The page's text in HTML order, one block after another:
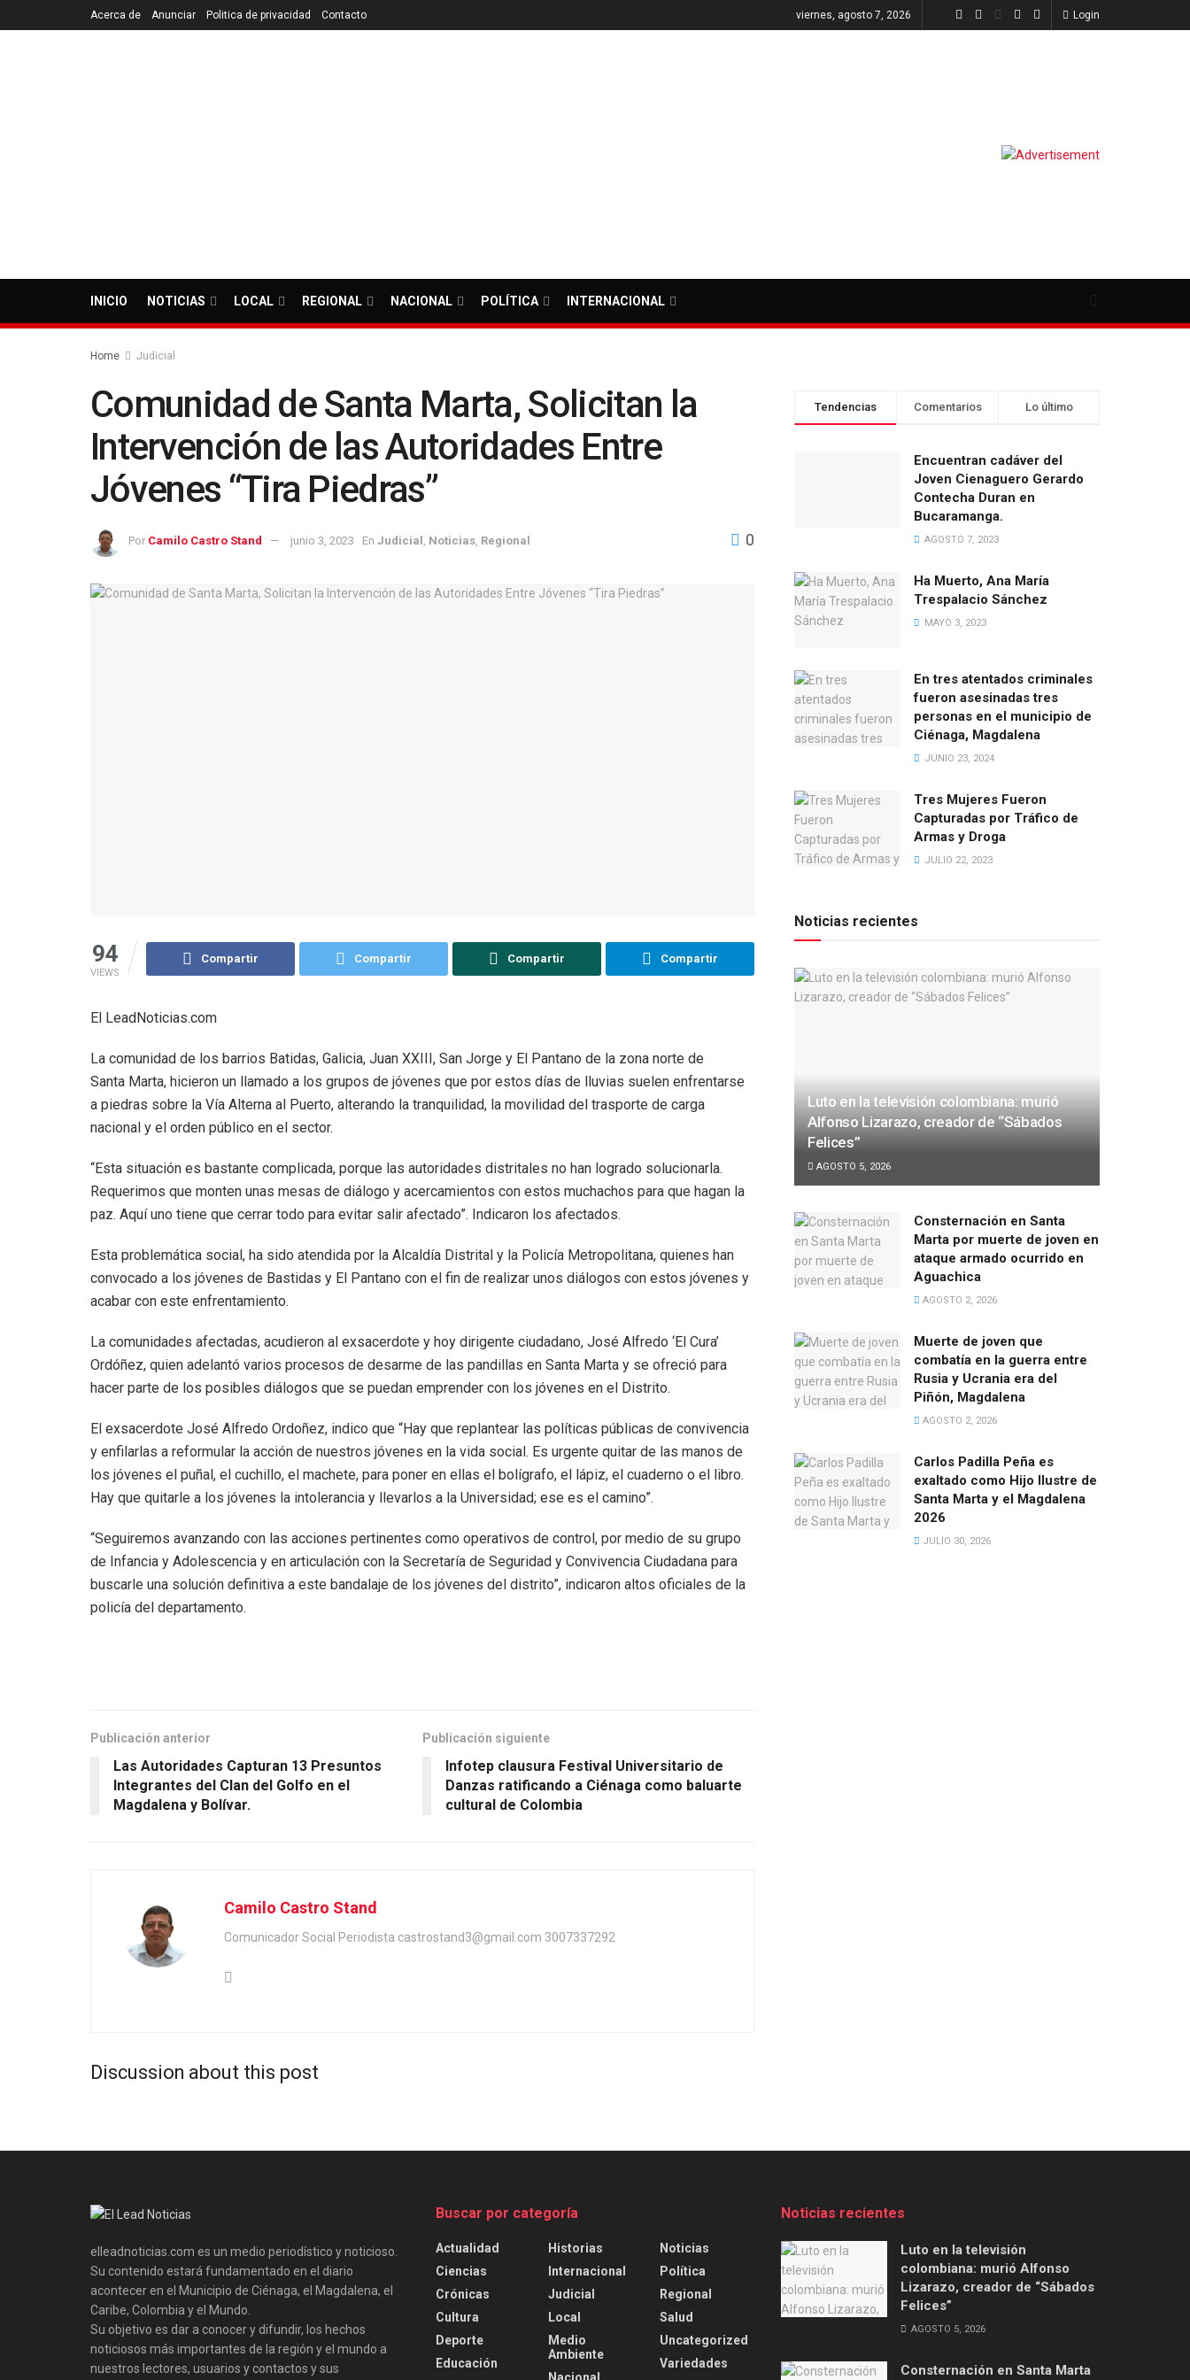
Acerca de Anunciar Politica de privacidad Contacto viernes, agosto 7, 2026 Login
INICIO NOTICIAS LOCAL REGIONAL NACIONAL POLÍTICA INTERNACIONAL
Home Judicial
Comunidad de Santa Marta, Solicitan la
Intervención de las Autoridades Entre
Jóvenes “Tira Piedras”
Por Camilo Castro Stand junio 3, 2023 En Judicial Noticias Regional 0
94
VIEWS
Compartir Compartir Compartir Compartir
El LeadNoticias.com
La comunidad de los barrios Batidas, Galicia, Juan XXIII, San Jorge y El Pantano de la zona norte de
Santa Marta, hicieron un llamado a los grupos de jóvenes que por estos días de lluvias suelen enfrentarse
a piedras sobre la Vía Alterna al Puerto, alterando la tranquilidad, la movilidad del trasporte de carga
nacional y el orden público en el sector.
“Esta situación es bastante complicada, porque las autoridades distritales no han logrado solucionarla.
Requerimos que monten unas mesas de diálogo y acercamientos con estos muchachos para que hagan la
paz. Aquí uno tiene que cerrar todo para evitar salir afectado”. Indicaron los afectados.
Esta problemática social, ha sido atendida por la Alcaldía Distrital y la Policía Metropolitana, quienes han
convocado a los jóvenes de Bastidas y El Pantano con el fin de realizar unos diálogos con estos jóvenes y
acabar con este enfrentamiento.
La comunidades afectadas, acudieron al exsacerdote y hoy dirigente ciudadano, José Alfredo ‘El Cura’
Ordóñez, quien adelantó varios procesos de desarme de las pandillas en Santa Marta y se ofreció para
hacer parte de los posibles diálogos que se puedan emprender con los jóvenes en el Distrito.
El exsacerdote José Alfredo Ordoñez, indico que “Hay que replantear las políticas públicas de convivencia
y enfilarlas a reformular la acción de nuestros jóvenes en la vida social. Es urgente quitar de las manos de
los jóvenes el puñal, el cuchillo, el machete, para poner en ellas el bolígrafo, el lápiz, el cuaderno o el libro.
Hay que quitarle a los jóvenes la intolerancia y llevarlos a la Universidad; ese es el camino”.
“Seguiremos avanzando con las acciones pertinentes como operativos de control, por medio de su grupo
de Infancia y Adolescencia y en articulación con la Secretaría de Seguridad y Convivencia Ciudadana para
buscarle una solución definitiva a este bandalaje de los jóvenes del distrito”, indicaron altos oficiales de la
policía del departamento.
Publicación anterior
Las Autoridades Capturan 13 Presuntos
Integrantes del Clan del Golfo en el
Magdalena y Bolívar.
Publicación siguiente
Infotep clausura Festival Universitario de
Danzas ratificando a Ciénaga como baluarte
cultural de Colombia
Camilo Castro Stand
Comunicador Social Periodista castrostand3@gmail.com 3007337292
Discussion about this post
Tendencias Comentarios Lo último
Encuentran cadáver del
Joven Cienaguero Gerardo
Contecha Duran en
Bucaramanga.
AGOSTO 7, 2023
Ha Muerto, Ana María
Trespalacio Sánchez
MAYO 3, 2023
En tres atentados criminales
fueron asesinadas tres
personas en el municipio de
Ciénaga, Magdalena
JUNIO 23, 2024
Tres Mujeres Fueron
Capturadas por Tráfico de
Armas y Droga
JULIO 22, 2023
Noticias recientes
Luto en la televisión colombiana: murió
Alfonso Lizarazo, creador de “Sábados
Felices”
AGOSTO 5, 2026
Consternación en Santa
Marta por muerte de joven en
ataque armado ocurrido en
Aguachica
AGOSTO 2, 2026
Muerte de joven que
combatía en la guerra entre
Rusia y Ucrania era del
Piñón, Magdalena
AGOSTO 2, 2026
Carlos Padilla Peña es
exaltado como Hijo Ilustre de
Santa Marta y el Magdalena
2026
JULIO 30, 2026
elleadnoticias.com es un medio periodístico y noticioso.
Su contenido estará fundamentado en el diario
acontecer en el Municipio de Ciénaga, el Magdalena, el
Caribe, Colombia y el Mundo.
Su objetivo es dar a conocer y difundir, los hechos
noticiosos más importantes de la región y el mundo a
nuestros lectores, usuarios y contactos y sus
Buscar por categoría
Actualidad
Ciencias
Crónicas
Cultura
Deporte
Educación
Historias
Internacional
Judicial
Local
Medio
Ambiente
Nacional
Noticias
Política
Regional
Salud
Uncategorized
Variedades
Noticias recientes
Luto en la televisión
colombiana: murió Alfonso
Lizarazo, creador de “Sábados
Felices”
AGOSTO 5, 2026
Consternación en Santa Marta